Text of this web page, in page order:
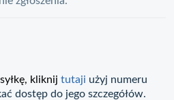
kliknij tutaji użyj numeru
dostęp do jego szczegółów.